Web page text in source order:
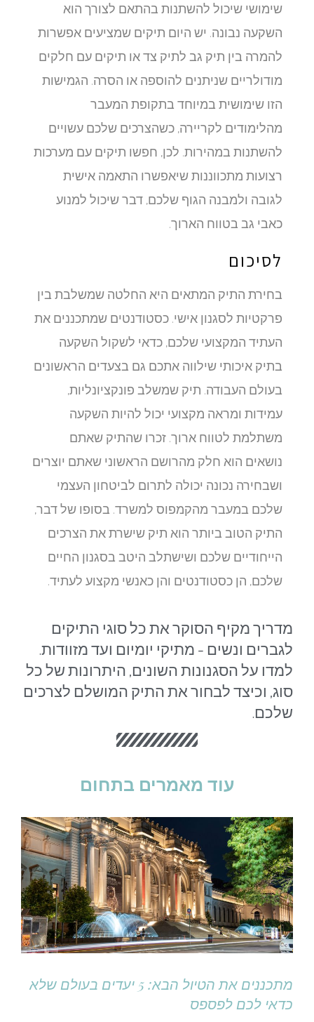
שימושי שיכול להשתנות בהתאם לצורך הוא
השקעה נבונה. יש היום תיקים שמציעים אפשרות
להמרה בין תיק גב לתיק צד או תיקים עם חלקים
מודולריים שניתנים להוספה או הסרה. הגמישות
הזו שימושית במיוחד בתקופת המעבר
מהלימודים לקריירה, כשהצרכים שלכם עשויים
להשתנות במהירות. לכן, חפשו תיקים עם מערכות
רצועות מתכווננות שיאפשרו התאמה אישית
לגובה ולמבנה הגוף שלכם, דבר שיכול למנוע
כאבי גב בטווח הארוך.
לסיכום
בחירת התיק המתאים היא החלטה שמשלבת בין
פרקטיות לסגנון אישי. כסטודנטים שמתכננים את
העתיד המקצועי שלכם, כדאי לשקול השקעה
בתיק איכותי שילווה אתכם גם בצעדים הראשונים
בעולם העבודה. תיק שמשלב פונקציונליות,
עמידות ומראה מקצועי יכול להיות השקעה
משתלמת לטווח ארוך. זכרו שהתיק שאתם
נושאים הוא חלק מהרושם הראשוני שאתם יוצרים
ושבחירה נכונה יכולה לתרום לביטחון העצמי
שלכם במעבר מהקמפוס למשרד. בסופו של דבר,
התיק הטוב ביותר הוא תיק שישרת את הצרכים
הייחודיים שלכם ושישתלב היטב בסגנון החיים
שלכם, הן כסטודנטים והן כאנשי מקצוע לעתיד.
מדריך מקיף הסוקר את כל סוגי התיקים
לגברים ונשים - מתיקי יומיום ועד מזוודות.
למדו על הסגנונות השונים, היתרונות של כל
סוג, וכיצד לבחור את התיק המושלם לצרכים
שלכם.
עוד מאמרים בתחום
מתכננים את הטיול הבא: 5 יעדים בעולם שלא
כדאי לכם לפספס